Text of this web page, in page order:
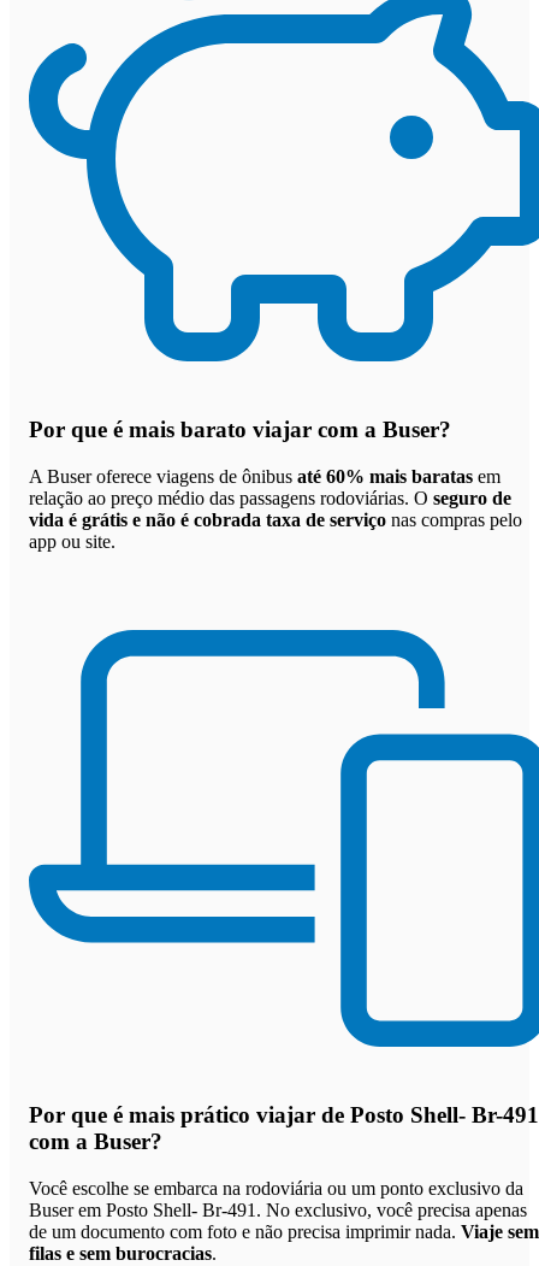
Por que é mais barato viajar com a Buser?
A Buser oferece viagens de ônibus até 60% mais baratas em
relação ao preço médio das passagens rodoviárias. O seguro de
vida é grátis e não é cobrada taxa de serviço nas compras pelo
app ou site.
Por que é mais prático viajar de Posto Shell- Br-491
com a Buser?
Você escolhe se embarca na rodoviária ou um ponto exclusivo da
Buser em Posto Shell- Br-491. No exclusivo, você precisa apenas
de um documento com foto e não precisa imprimir nada. Viaje sem
filas e sem burocracias.